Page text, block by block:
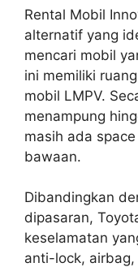
Rental Mobil
alternatif yang
mencari mobil
ini memiliki
mobil LMPV.
menampung
masih ada
bawaan.
Dibandingkan
dipasaran,
keselamatan
anti-lock,